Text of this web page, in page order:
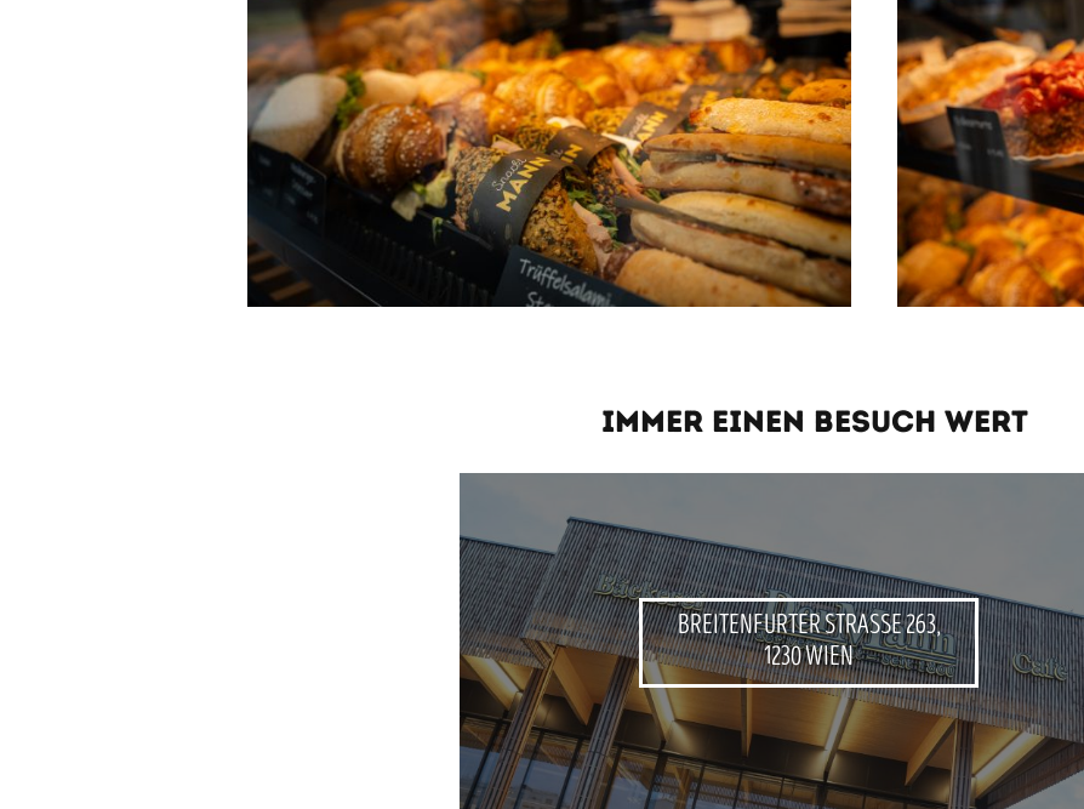
IMMER EINEN BESUCH WERT
BREITENFURTER STRASSE 263, 1
230 WIEN